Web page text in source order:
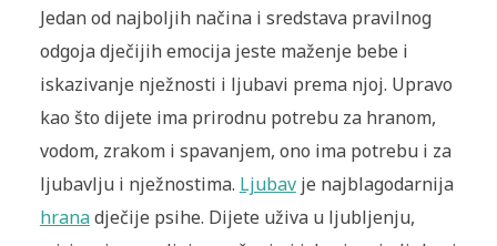
Jedan od najboljih načina i sredstava pravilnog
odgoja dječijih emocija jeste maženje bebe i
iskazivanje nježnosti i ljubavi prema njoj. Upravo
kao što dijete ima prirodnu potrebu za hranom,
vodom, zrakom i spavanjem, ono ima potrebu i za
ljubavlju i nježnostima. Ljubavje najblagodarnija
hranadječije psihe. Dijete uživa u ljubljenju,